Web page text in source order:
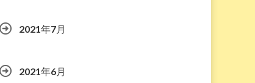
2021年7月
2021年6月